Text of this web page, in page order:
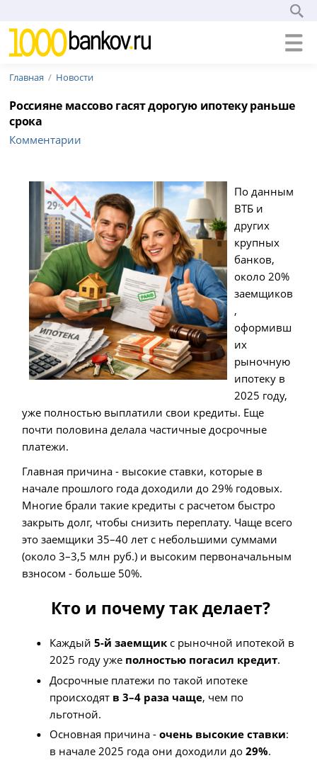
Главная Новости
Россияне массово гасят дорогую ипотеку раньше
срока
Комментарии
По данным
ВТБ и
других
крупных
банков,
около 20%
заемщиков
,
оформивш
их
рыночную
ипотеку в
2025 году,
уже полностью выплатили свои кредиты. Еще
почти половина делала частичные досрочные
платежи.
Главная причина - высокие ставки, которые в
начале прошлого года доходили до 29% годовых.
Многие брали такие кредиты с расчетом быстро
закрыть долг, чтобы снизить переплату. Чаще всего
это заемщики 35–40 лет с небольшими суммами
(около 3–3,5 млн руб.) и высоким первоначальным
взносом - больше 50%.
Кто и почему так делает?
Каждый 5-й заемщикс рыночной ипотекой в
2025 году уже полностью погасил кредит.
Досрочные платежи по такой ипотеке
происходят в 3–4 раза чаще, чем по
льготной.
Основная причина - очень высокие ставки:
в начале 2025 года они доходили до 29%.